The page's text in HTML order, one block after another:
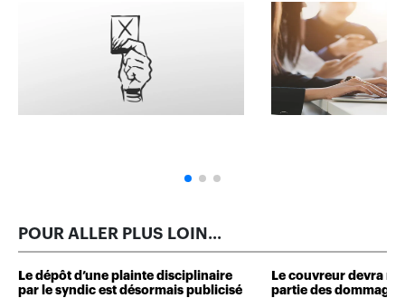
POUR ALLER PLUS LOIN...
Le dépôt d’une plainte disciplinaire
par le syndic est désormais publicisé
Le couvreur devra
partie des dommages